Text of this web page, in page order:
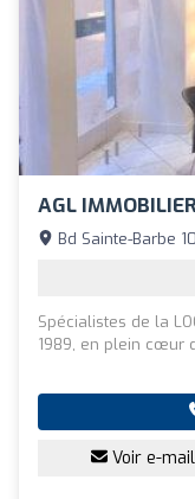
AGL
Bd Sainte-Barbe
Spécialistes de la
1989, en plein cœur
Voir e-mail